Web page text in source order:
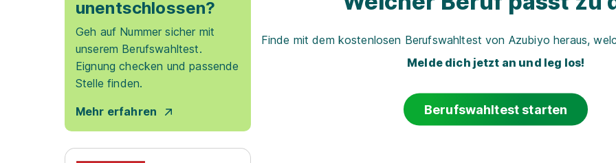
unentschlossen?
Geh auf Nummer sicher mit
unserem Berufswahltest.
Eignung checken und passende
Stelle finden.
Mehr erfahren
Finde mit dem kostenlosen Berufswahltest von Azubiyo heraus,
Melde dich jetzt an und leg los!
Berufswahltest starten